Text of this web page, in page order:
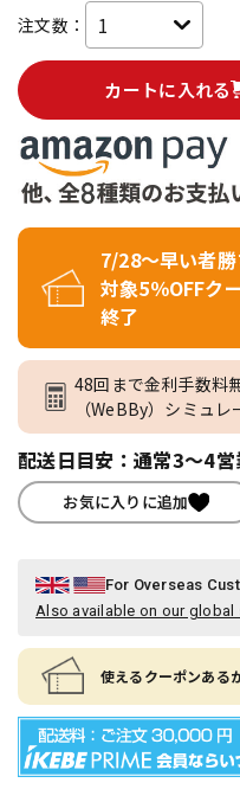
注文数：
カートに入れる
7/28～早い者
対象5％OFFク
終了
48回まで金利手数料
（WeBBy）シミュレ
配送日目安：通常3～4
お気に入りに追加
For Overseas
Also available on our global
使えるクーポンある